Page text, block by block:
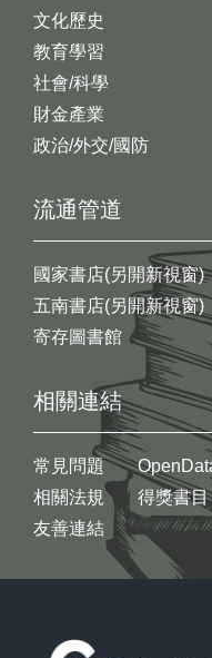
文化歷史
教育學習
社會/科學
財金產業
政治/外交/國防
流通管道
國家書店(另開新視窗)
五南書店(另開新視窗)
寄存圖書館
相關連結
常見問題
相關法規
友善連結
得獎書目